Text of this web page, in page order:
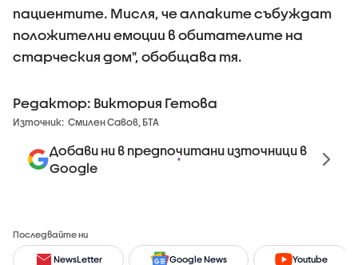
пациентите. Мисля, че алпаките събуждат
положителни емоции в обитателите на
старческия дом", обобщава тя.
Редактор: Виктория Гетова
Източник: Смилен Савов, БТА
Добави ни в предпочитани източници в
Google
Последвайте ни
NewsLetter Google News Youtube